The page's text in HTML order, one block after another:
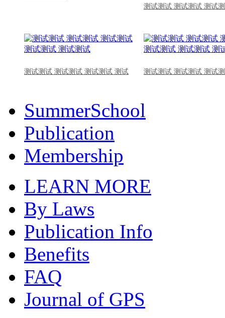
测试测试 测试测试 测试
测试测试 测试测试 测试测试 测试 测试测试 测试测试 测试
SummerSchool
Publication
Membership
LEARN MORE
By Laws
Publication Info
Benefits
FAQ
Journal of GPS